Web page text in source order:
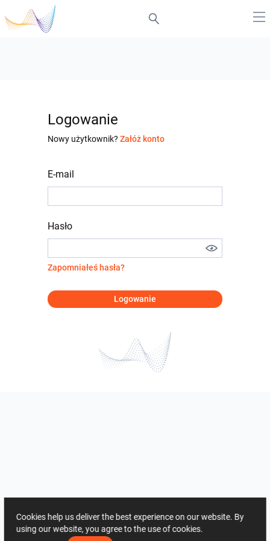
Logowanie
Nowy użytkownik? Załóż konto
E-mail
Hasło
Zapomniałeś hasła?
Logowanie
Cookies help us deliver the best experience on our website. By
using our website, you agree to the use of cookies.